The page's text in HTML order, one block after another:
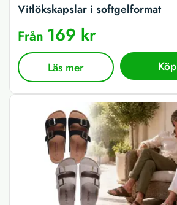
Vitlökskapslar i softgelformat
Från 169 kr
Läs mer Köp